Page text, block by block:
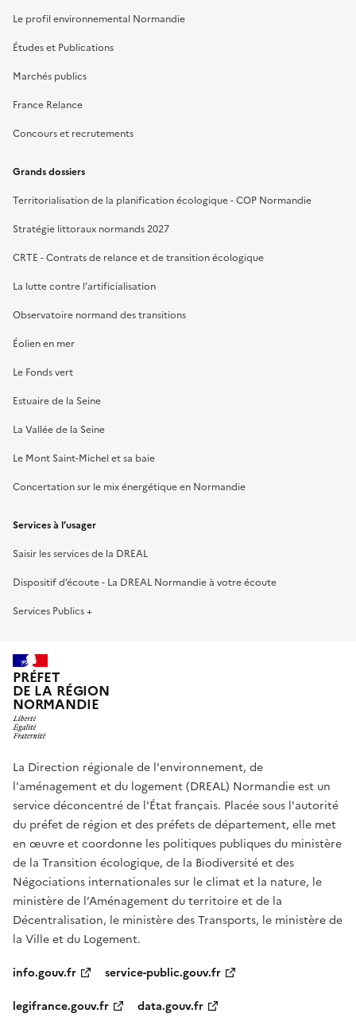
Le profil environnemental Normandie
Études et Publications
Marchés publics
France Relance
Concours et recrutements
Grands dossiers
Territorialisation de la planification écologique - COP Normandie
Stratégie littoraux normands 2027
CRTE - Contrats de relance et de transition écologique
La lutte contre l’artificialisation
Observatoire normand des transitions
Éolien en mer
Le Fonds vert
Estuaire de la Seine
La Vallée de la Seine
Le Mont Saint-Michel et sa baie
Concertation sur le mix énergétique en Normandie
Services à l’usager
Saisir les services de la DREAL
Dispositif d’écoute - La DREAL Normandie à votre écoute
Services Publics +
PRÉFET
DE LA RÉGION
NORMANDIE
La Direction régionale de l'environnement, de
l'aménagement et du logement (DREAL) Normandie est un
service déconcentré de l'État français. Placée sous l'autorité
du préfet de région et des préfets de département, elle met
en œuvre et coordonne les politiques publiques du ministère
de la Transition écologique, de la Biodiversité et des
Négociations internationales sur le climat et la nature, le
ministère de l’Aménagement du territoire et de la
Décentralisation, le ministère des Transports, le ministère de
la Ville et du Logement.
info.gouv.fr
service-public.gouv.fr
legifrance.gouv.fr
data.gouv.fr